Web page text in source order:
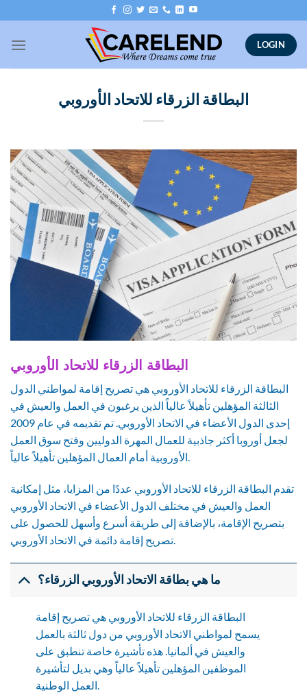
to
content
LOGIN
البطاقة الزرقاء للاتحاد الأوروبي
البطاقة الزرقاء للاتحاد الأوروبي
البطاقة الزرقاء للاتحاد الأوروبي هي تصريح إقامة لمواطني الدول
الثالثة المؤهلين تأهيلاً عالياً الذين يرغبون في العمل والعيش في
إحدى الدول الأعضاء في الاتحاد الأوروبي. تم تقديمه في عام 2009
لجعل أوروبا أكثر جاذبية للعمال المهرة الدوليين وفتح سوق العمل
الأوروبية أمام العمال المؤهلين تأهيلاً عالياً.
تقدم البطاقة الزرقاء للاتحاد الأوروبي عددًا من المزايا، مثل إمكانية
العمل والعيش في مختلف الدول الأعضاء في الاتحاد الأوروبي
بتصريح الإقامة، بالإضافة إلى طريقة أسرع وأسهل للحصول على
تصريح إقامة دائمة في الاتحاد الأوروبي.
ما هي بطاقة الاتحاد الأوروبي الزرقاء؟
البطاقة الزرقاء للاتحاد الأوروبي هي تصريح إقامة
يسمح لمواطني الاتحاد الأوروبي من دول ثالثة بالعمل
والعيش في ألمانيا. هذه تأشيرة خاصة تنطبق على
الموظفين المؤهلين تأهيلاً عالياً وهي بديل لتأشيرة
العمل الوطنية.